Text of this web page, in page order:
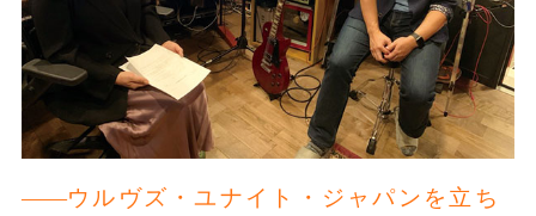
ウルヴズ・ユナイト・ジャパンを立ち